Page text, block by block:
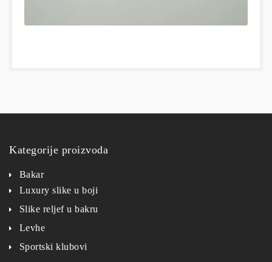
Kategorije proizvoda
Bakar
Luxury slike u boji
Slike reljef u bakru
Levhe
Sportski klubovi